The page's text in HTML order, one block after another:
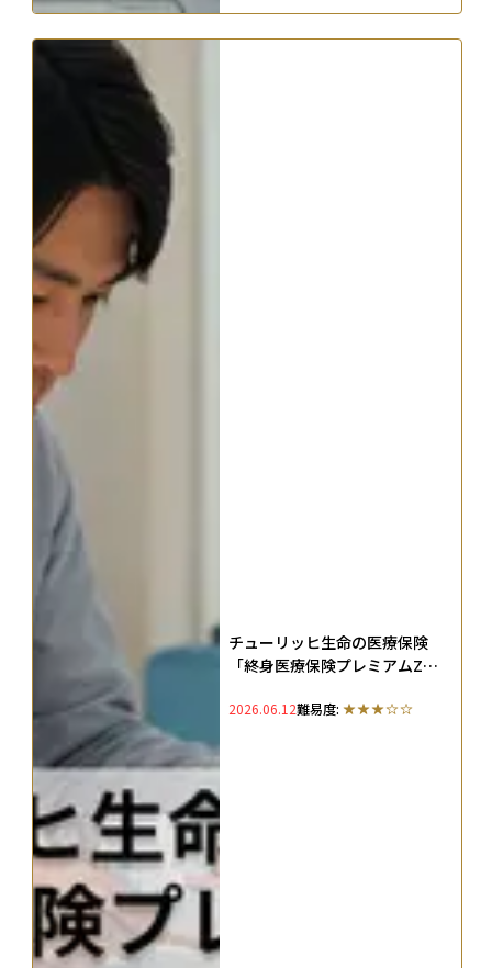
チューリッヒ生命の医療保険
「終身医療保険プレミアムZ」
いる人の特徴、評判・口コミも
2026.06.12難易度: